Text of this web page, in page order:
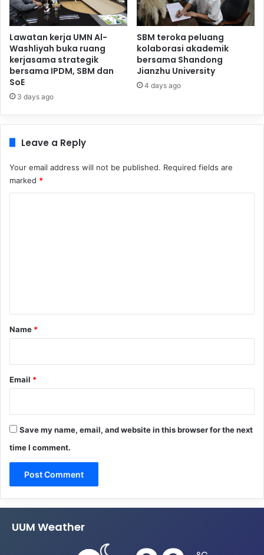
Lawatan kerja UMN Al-
Washliyah buka ruang
kerjasama strategik
bersama IPDM, SBM dan
SoE
3 days ago
SBM teroka peluang
kolaborasi akademik
bersama Shandong
Jianzhu University
4 days ago
Leave a Reply
Your email address will not be published. Required fields are
marked *
*
Name *
Email *
Save my name, email, and website in this browser for the next
time I comment.
UUM Weather